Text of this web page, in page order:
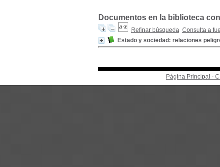
Documentos en la biblioteca
Refinar búsqueda Consulta a
Estado y sociedad: relaciones
Página Principal -